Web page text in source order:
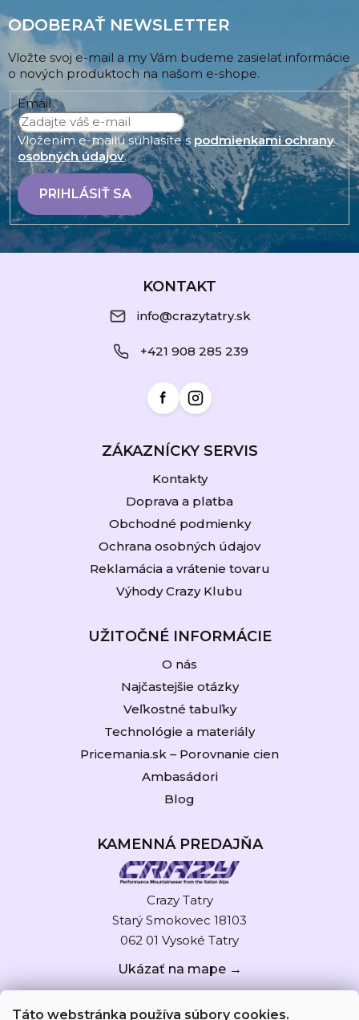
Táto webstránka používa súbory cookies.
ODOBERAŤ NEWSLETTER
Vložte svoj e-mail a my Vám budeme zasielať informácie
o nových produktoch na našom e-shope.
Email
Vložením e-mailu súhlasíte spodmienkami ochrany
osobných údajov.
PRIHLÁSIŤ SA
KONTAKT
info@crazytatry.sk
+421 908 285 239
ZÁKAZNÍCKY SERVIS
Kontakty
Doprava a platba
Obchodné podmienky
Ochrana osobných údajov
Reklamácia a vrátenie tovaru
Výhody Crazy Klubu
UŽITOČNÉ INFORMÁCIE
O nás
Najčastejšie otázky
Veľkostné tabuľky
Technológie a materiály
Pricemania.sk – Porovnanie cien
Ambasádori
Blog
KAMENNÁ PREDAJŇA
Crazy Tatry
Starý Smokovec 18103
062 01 Vysoké Tatry
Ukázať na mape →